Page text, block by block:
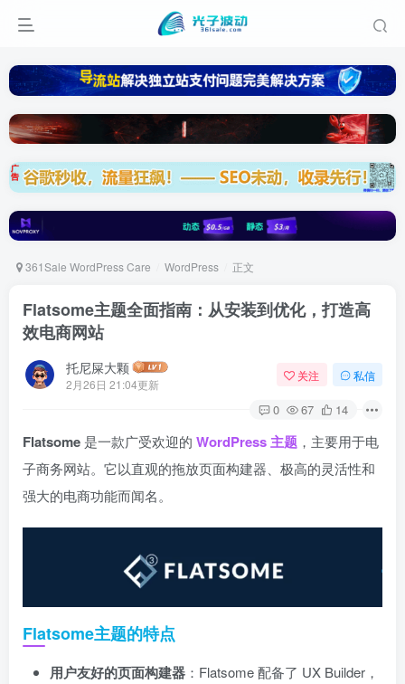
361Sale WordPress Care WordPress 正文
Flatsome主题全面指南：从安装到优化，打造高
效电商网站
托尼屎大颗
2月26日 21:04更新
关注 私信
0 67 14
Flatsome 是一款广受欢迎的 WordPress 主题 ，主要用于电
子商务网站。它以直观的拖放页面构建器、极高的灵活性和
强大的电商功能而闻名。
Flatsome主题的特点
用户友好的页面构建器 ：Flatsome 配备了 UX Builder，